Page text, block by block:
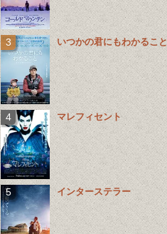
いつかの君にもわかること
マレフィセント
インターステラー